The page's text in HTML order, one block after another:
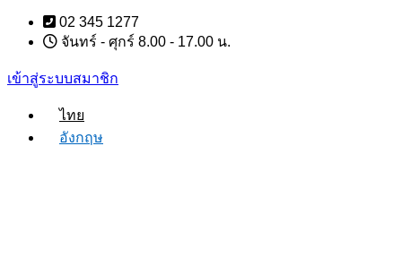
Skip
content
02 345 1277
จันทร์ - ศุกร์ 8.00 - 17.00 น.
เข้าสู่ระบบสมาชิก
ไทย
อังกฤษ